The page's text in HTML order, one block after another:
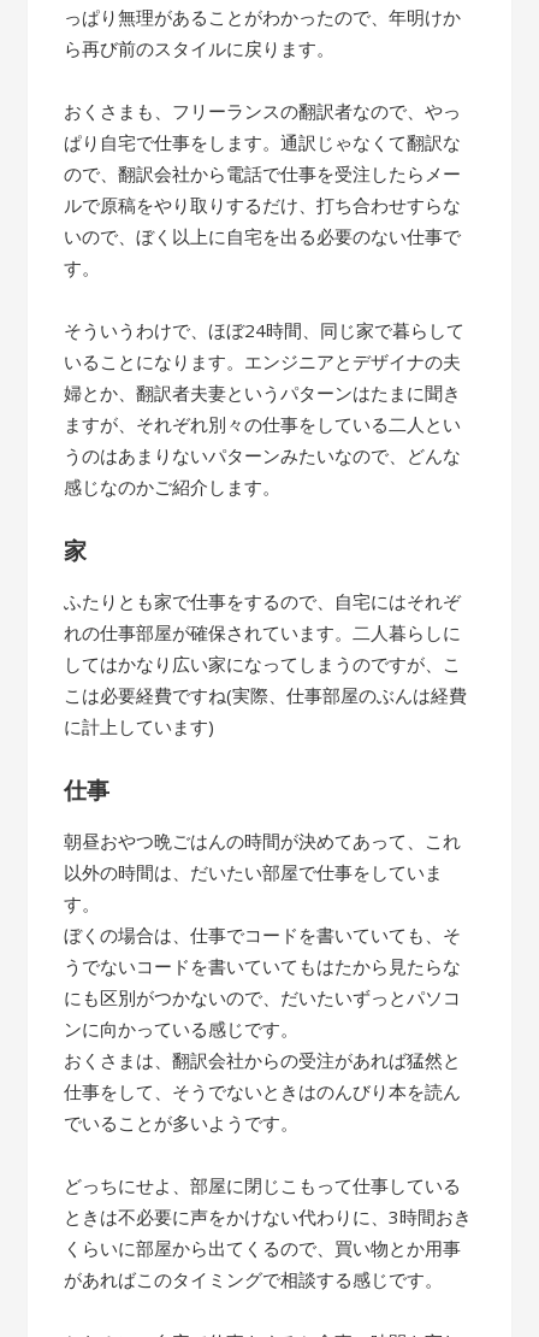
っぱり無理があることがわかったので、年明けか
ら再び前のスタイルに戻ります。
おくさまも、フリーランスの翻訳者なので、やっ
ぱり自宅で仕事をします。通訳じゃなくて翻訳な
ので、翻訳会社から電話で仕事を受注したらメー
ルで原稿をやり取りするだけ、打ち合わせすらな
いので、ぼく以上に自宅を出る必要のない仕事で
す。
そういうわけで、ほぼ24時間、同じ家で暮らして
いることになります。エンジニアとデザイナの夫
婦とか、翻訳者夫妻というパターンはたまに聞き
ますが、それぞれ別々の仕事をしている二人とい
うのはあまりないパターンみたいなので、どんな
感じなのかご紹介します。
家
ふたりとも家で仕事をするので、自宅にはそれぞ
れの仕事部屋が確保されています。二人暮らしに
してはかなり広い家になってしまうのですが、こ
こは必要経費ですね(実際、仕事部屋のぶんは経費
に計上しています)
仕事
朝昼おやつ晩ごはんの時間が決めてあって、これ
以外の時間は、だいたい部屋で仕事をしていま
す。
ぼくの場合は、仕事でコードを書いていても、そ
うでないコードを書いていてもはたから見たらな
にも区別がつかないので、だいたいずっとパソコ
ンに向かっている感じです。
おくさまは、翻訳会社からの受注があれば猛然と
仕事をして、そうでないときはのんびり本を読ん
でいることが多いようです。
どっちにせよ、部屋に閉じこもって仕事している
ときは不必要に声をかけない代わりに、3時間おき
くらいに部屋から出てくるので、買い物とか用事
があればこのタイミングで相談する感じです。